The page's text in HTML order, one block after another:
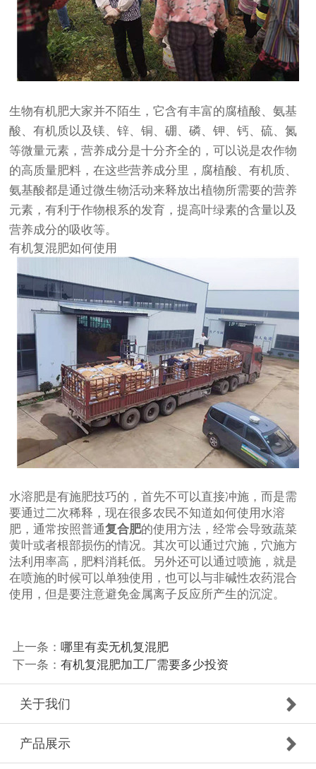
生物有机肥大家并不陌生，它含有丰富的腐植酸、氨基
酸、有机质以及镁、锌、铜、硼、磷、钾、钙、硫、氮
等微量元素，营养成分是十分齐全的，可以说是农作物
的高质量肥料，在这些营养成分里，腐植酸、有机质、
氨基酸都是通过微生物活动来释放出植物所需要的营养
元素，有利于作物根系的发育，提高叶绿素的含量以及
营养成分的吸收等。
有机复混肥如何使用
水溶肥是有施肥技巧的，首先不可以直接冲施，而是需
要通过二次稀释，现在很多农民不知道如何使用水溶
肥，通常按照普通复合肥的使用方法，经常会导致蔬菜
黄叶或者根部损伤的情况。其次可以通过穴施，穴施方
法利用率高，肥料消耗低。另外还可以通过喷施，就是
在喷施的时候可以单独使用，也可以与非碱性农药混合
使用，但是要注意避免金属离子反应所产生的沉淀。
上一条： 哪里有卖无机复混肥
下一条： 有机复混肥加工厂需要多少投资
关于我们
产品展示